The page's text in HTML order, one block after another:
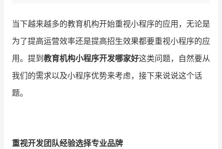
行业洞察
品牌消费观 行业报告
当下越来越多的教育机构开始重视小程序的应用，无论是
为了提高运营效率还是提高招生效果都要重视小程序的应
用。提到 教育机构小程序开发哪家好这类问题，自然要从
我们的需求以及小程序优势来考虑，接下来说说这个话
题。
重视开发团队经验选择专业品牌